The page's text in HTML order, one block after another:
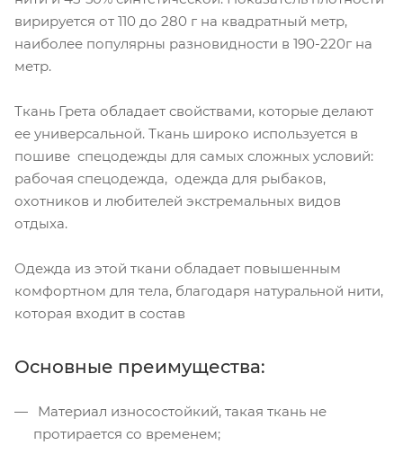
вирируется от 110 до 280 г на квадратный метр,
наиболее популярны разновидности в 190-220г на
метр.
Ткань Грета обладает свойствами, которые делают
ее универсальной. Ткань широко используется в
пошиве спецодежды для самых сложных условий:
рабочая спецодежда, одежда для рыбаков,
охотников и любителей экстремальных видов
отдыха.
Одежда из этой ткани обладает повышенным
комфортном для тела, благодаря натуральной нити,
которая входит в состав
Основные преимущества:
Материал износостойкий, такая ткань не
протирается со временем;